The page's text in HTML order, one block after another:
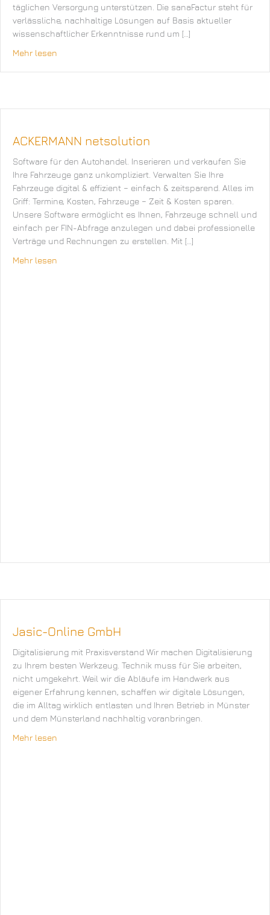
täglichen Versorgung unterstützen. Die sanaFactur steht für
verlässliche, nachhaltige Lösungen auf Basis aktueller
wissenschaftlicher Erkenntnisse rund um […]
Mehr lesen
ACKERMANN netsolution
Software für den Autohandel. Inserieren und verkaufen Sie
Ihre Fahrzeuge ganz unkompliziert. Verwalten Sie Ihre
Fahrzeuge digital & effizient – einfach & zeitsparend. Alles im
Griff: Termine, Kosten, Fahrzeuge – Zeit & Kosten sparen.
Unsere Software ermöglicht es Ihnen, Fahrzeuge schnell und
einfach per FIN-Abfrage anzulegen und dabei professionelle
Verträge und Rechnungen zu erstellen. Mit […]
Mehr lesen
Jasic-Online GmbH
Digitalisierung mit Praxisverstand Wir machen Digitalisierung
zu Ihrem besten Werkzeug. Technik muss für Sie arbeiten,
nicht umgekehrt. Weil wir die Abläufe im Handwerk aus
eigener Erfahrung kennen, schaffen wir digitale Lösungen,
die im Alltag wirklich entlasten und Ihren Betrieb in Münster
und dem Münsterland nachhaltig voranbringen.
Mehr lesen